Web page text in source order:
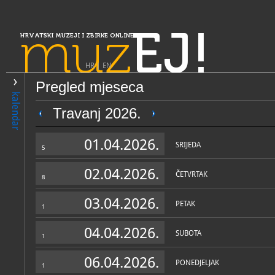
HRVATSKI MUZEJI I ZBIRKE ONLINE
muzEJ!
HR| EN
kalendar
Pregled mjeseca
Travanj 2026.
5 01.04.2026. SRIJEDA
8 02.04.2026. ČETVRTAK
1 03.04.2026. PETAK
1 04.04.2026. SUBOTA
1 06.04.2026. PONEDJELJAK
PRETRAŽIVANJE
Slavonija, Baranja i Srijem
Spomen galerija Ivana
OPĆI PODACI